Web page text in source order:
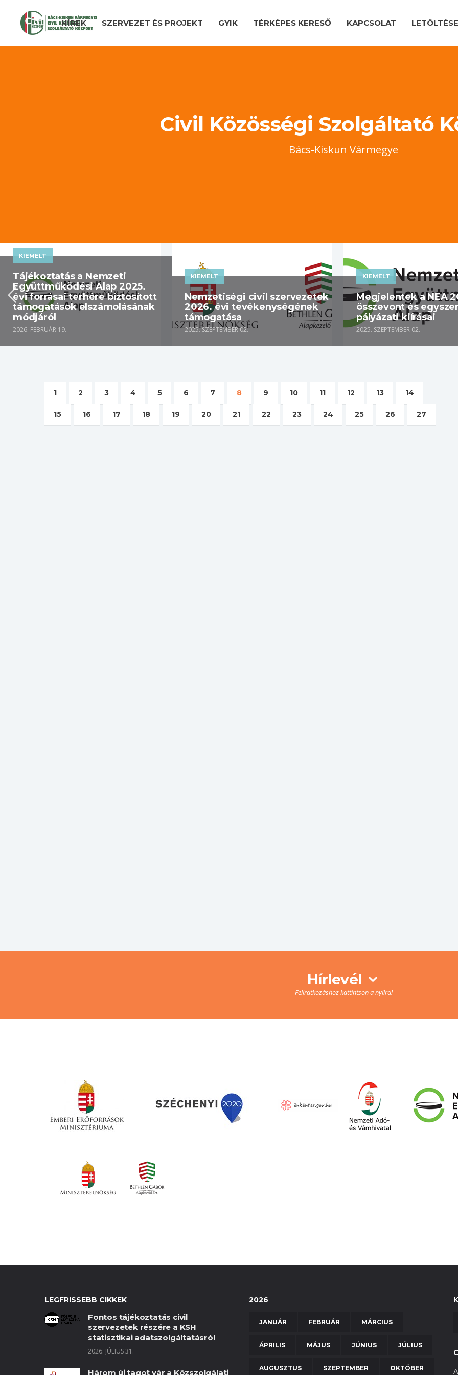
HÍREK SZERVEZET ÉS PROJEKT GYIK TÉRKÉPES KERESŐ KAPCSOLAT
Civil Közösségi Szolgáltató
Bács-Kiskun Vármegye
KIEMELT
Tájékoztatás a Nemzeti
Együttműködési Alap 2025.
évi forrásai terhére biztosított
támogatások elszámolásának
módjáról
2026. FEBRUÁR 19.
KIEMELT
Nemzetiségi civil szervezetek
2026. évi tevékenységének
támogatása
2025. SZEPTEMBER 02.
KIEMELT
Megjelentek a NEA
összevont és
pályázati kiírásai
2025. SZEPTEMBER 02.
1 2 3 4 5 6 7 8 9 10 11 12 13 14
15 16 17 18 19 20 21 22 23 24 25 26 27
Hírlevél
Feliratkozáshoz kattintson a nyílra!
LEGFRISSEBB CIKKEK
Fontos tájékoztatás civil
szervezetek részére a KSH
statisztikai adatszolgáltatásról
2026. JÚLIUS 31.
Három új tagot vár a Közszolgálati
2026
JANUÁR FEBRUÁR MÁRCIUS
ÁPRILIS MÁJUS JÚNIUS JÚLIUS
AUGUSZTUS SZEPTEMBER OKTÓBER